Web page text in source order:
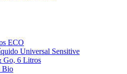
ECO
Universal Sensitive
Go, 6 Litros
Bio